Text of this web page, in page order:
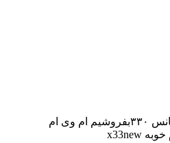
سلام دوستان می خواهیم برلیانس ۳۳۰بفروشیم ام وی ام